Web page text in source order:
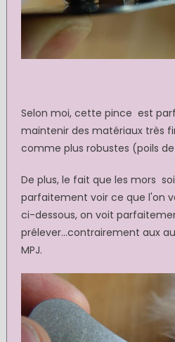
Selon moi, cette pince est
maintenir des matériaux très
comme plus robustes (poils
De plus, le fait que les mors
parfaitement voir ce que l'on
ci-dessous, on voit
prélever...contrairement aux
MPJ.